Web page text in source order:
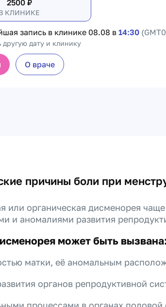
2500₽
КЛИНИКЕ
запись в клинике 08.08 в 14:30
другую дату и клинику
О враче
причины боли при
или органическая дисменорея
и аномалиями развития
может быть вызвана
матки, её аномальным
органов репродуктивной